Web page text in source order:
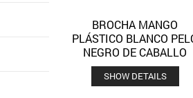
Añadir a la lista de deseos Quick View
BROCHA MANGO
PLÁSTICO BLANCO
NEGRO DE CABALLO
SHOW DETAILS